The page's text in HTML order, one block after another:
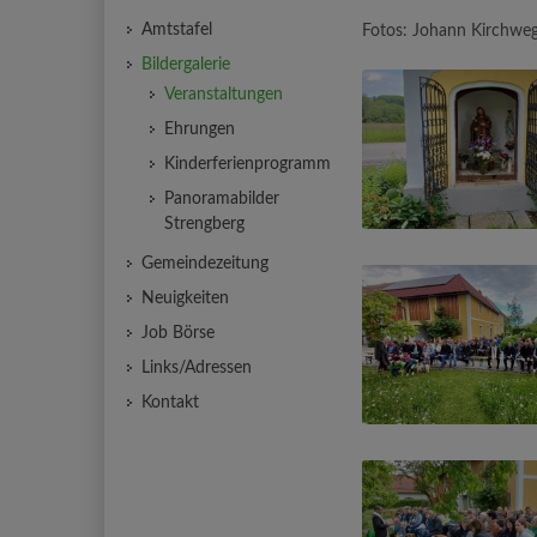
Fotos: Johann
Amtstafel
Bildergalerie
Veranstaltungen
Ehrungen
Kinderferienprogramm
Panoramabilder
Strengberg
Gemeindezeitung
Neuigkeiten
Job Börse
Links/Adressen
Kontakt